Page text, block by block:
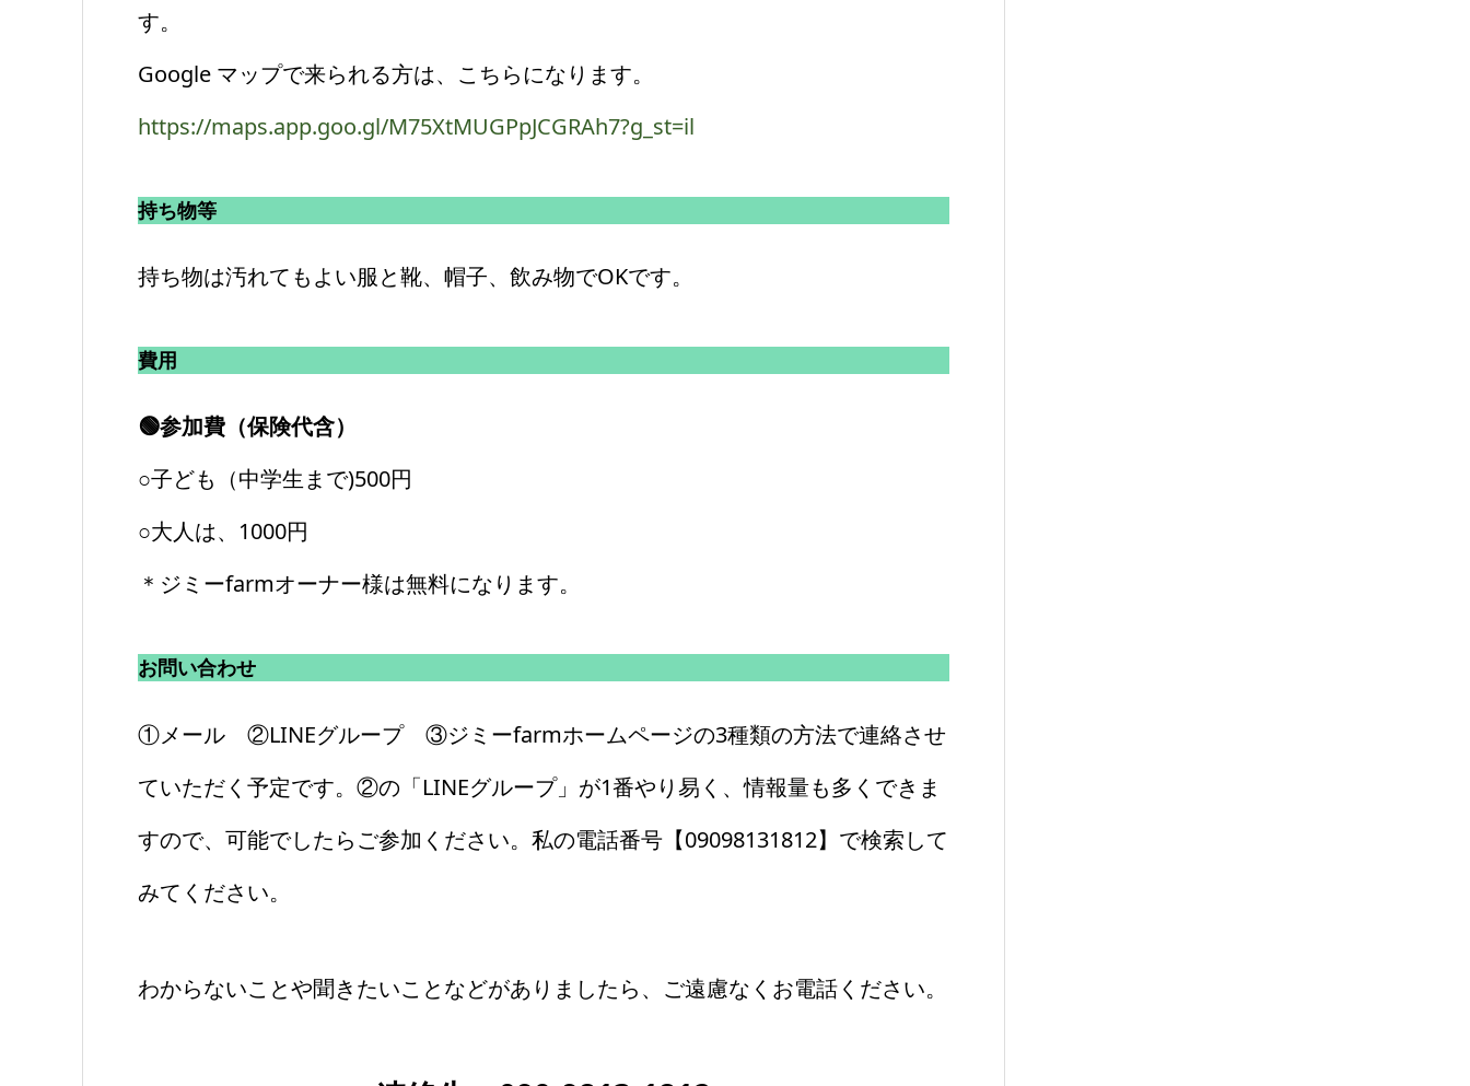
す。
Google マップで来られる方は、こちらになります。
https://maps.app.goo.gl/M75XtMUGPpJCGRAh7?g_st=il
持ち物等
持ち物は汚れてもよい服と靴、帽子、飲み物でOKです。
費用
🟢参加費（保険代含）
○子ども（中学生まで)500円
○大人は、1000円
＊ジミーfarmオーナー様は無料になります。
お問い合わせ
①メール ②LINEグループ ③ジミーfarmホームページの3種類の方法で連絡させ
ていただく予定です。②の「LINEグループ」が1番やり易く、情報量も多くできま
すので、可能でしたらご参加ください。私の電話番号【09098131812】で検索して
みてください。
わからないことや聞きたいことなどがありましたら、ご遠慮なくお電話ください。